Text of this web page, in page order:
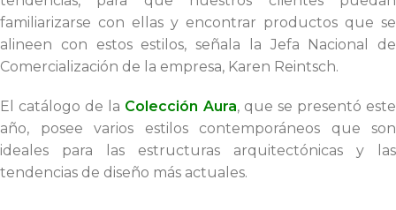
familiarizarse con ellas y encontrar productos que se
alineen con estos estilos, señala la Jefa Nacional de
Comercialización de la empresa, Karen Reintsch.
El catálogo de la Colección Aura, que se presentó este
año, posee varios estilos contemporáneos que son
ideales para las estructuras arquitectónicas y las
tendencias de diseño más actuales.